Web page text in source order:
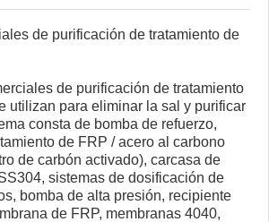
de purificación de tratamiento de
de purificación de tratamiento
utilizan para eliminar la sal y purificar
consta de bomba de refuerzo,
de FRP / acero al carbono
de carbón activado), carcasa de
sistemas de dosificación de
bomba de alta presión, recipiente
de FRP, membranas 4040,